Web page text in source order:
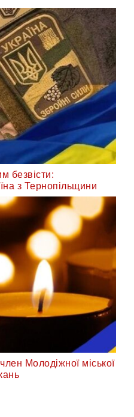
безвісти:
з Тернопільщини
Молодіжної міської